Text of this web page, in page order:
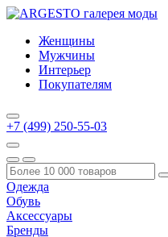
Женщины
Мужчины
Интерьер
Покупателям
+7 (499) 250-55-03
Одежда
Обувь
Аксессуары
Бренды